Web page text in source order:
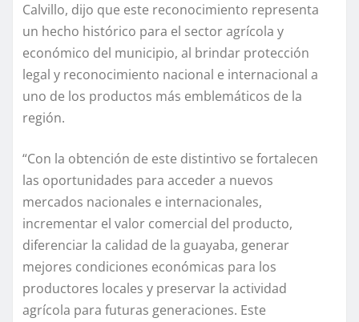
Calvillo, dijo que este reconocimiento representa
un hecho histórico para el sector agrícola y
económico del municipio, al brindar protección
legal y reconocimiento nacional e internacional a
uno de los productos más emblemáticos de la
región.
“Con la obtención de este distintivo se fortalecen
las oportunidades para acceder a nuevos
mercados nacionales e internacionales,
incrementar el valor comercial del producto,
diferenciar la calidad de la guayaba, generar
mejores condiciones económicas para los
productores locales y preservar la actividad
agrícola para futuras generaciones. Este